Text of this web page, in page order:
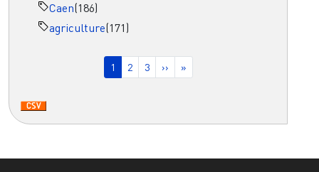
Caen(186)
agriculture(171)
Page courante
1 Page
2 Page
3 Page suivante
›› Dernière page
»